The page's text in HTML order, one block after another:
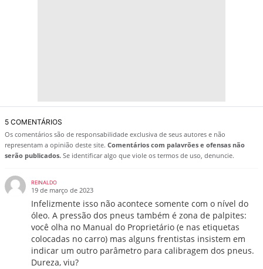
5 COMENTÁRIOS
Os comentários são de responsabilidade exclusiva de seus autores e não
representam a opinião deste site. Comentários com palavrões e ofensas não
serão publicados. Se identificar algo que viole os termos de uso, denuncie.
REINALDO
19 de março de 2023
Infelizmente isso não acontece somente com o nível do
óleo. A pressão dos pneus também é zona de palpites:
você olha no Manual do Proprietário (e nas etiquetas
colocadas no carro) mas alguns frentistas insistem em
indicar um outro parâmetro para calibragem dos pneus.
Dureza, viu?